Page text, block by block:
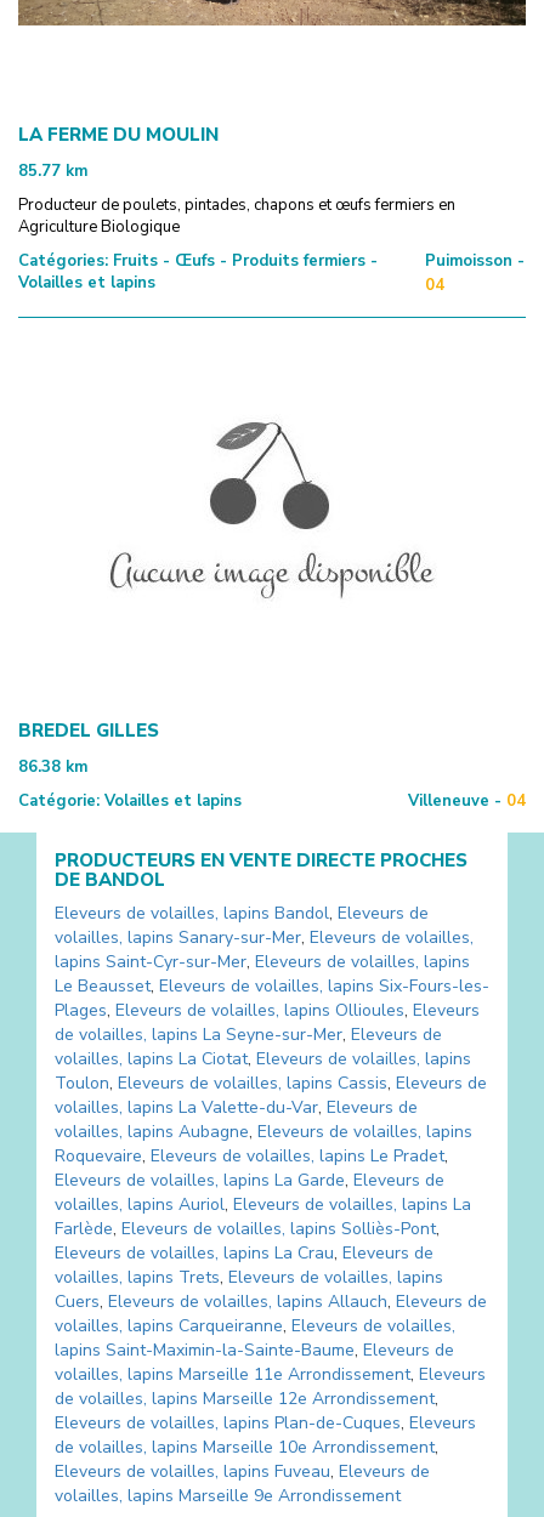
LA FERME DU MOULIN
85.77 km
Producteur de poulets, pintades, chapons et œufs fermiers en
Agriculture Biologique
Catégories: Fruits - Œufs - Produits fermiers -
Volailles et lapins
Puimoisson -
04
BREDEL GILLES
86.38 km
Catégorie: Volailles et lapins Villeneuve - 04
PRODUCTEURS EN VENTE DIRECTE PROCHES
DE BANDOL
Eleveurs de volailles, lapins Bandol, Eleveurs de
volailles, lapins Sanary-sur-Mer, Eleveurs de volailles,
lapins Saint-Cyr-sur-Mer, Eleveurs de volailles, lapins
Le Beausset, Eleveurs de volailles, lapins Six-Fours-les-
Plages, Eleveurs de volailles, lapins Ollioules, Eleveurs
de volailles, lapins La Seyne-sur-Mer, Eleveurs de
volailles, lapins La Ciotat, Eleveurs de volailles, lapins
Toulon, Eleveurs de volailles, lapins Cassis, Eleveurs de
volailles, lapins La Valette-du-Var, Eleveurs de
volailles, lapins Aubagne, Eleveurs de volailles, lapins
Roquevaire, Eleveurs de volailles, lapins Le Pradet,
Eleveurs de volailles, lapins La Garde, Eleveurs de
volailles, lapins Auriol, Eleveurs de volailles, lapins La
Farlède, Eleveurs de volailles, lapins Solliès-Pont,
Eleveurs de volailles, lapins La Crau, Eleveurs de
volailles, lapins Trets, Eleveurs de volailles, lapins
Cuers, Eleveurs de volailles, lapins Allauch, Eleveurs de
volailles, lapins Carqueiranne, Eleveurs de volailles,
lapins Saint-Maximin-la-Sainte-Baume, Eleveurs de
volailles, lapins Marseille 11e Arrondissement, Eleveurs
de volailles, lapins Marseille 12e Arrondissement,
Eleveurs de volailles, lapins Plan-de-Cuques, Eleveurs
de volailles, lapins Marseille 10e Arrondissement,
Eleveurs de volailles, lapins Fuveau, Eleveurs de
volailles, lapins Marseille 9e Arrondissement